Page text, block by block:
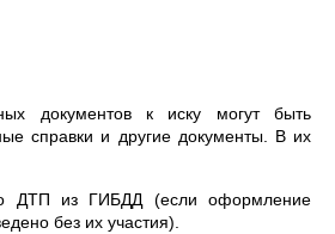
документов к иску могут быть
справки и другие документы. В их
ДТП из ГИБДД (если оформление
без их участия).